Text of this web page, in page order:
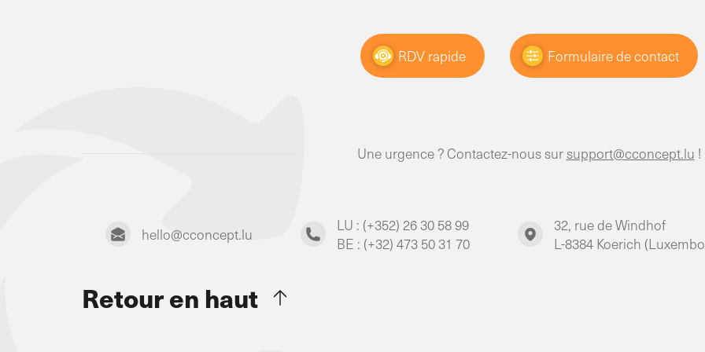
RDV rapide Formulaire de contact
Une urgence ? Contactez-nous sursupport@cconcept.lu !
hello@cconcept.lu
LU : (+352) 26 30 58 99
BE : (+32) 473 50 31 70
32, rue de Windhof
L-8384 Koerich
Retour en haut